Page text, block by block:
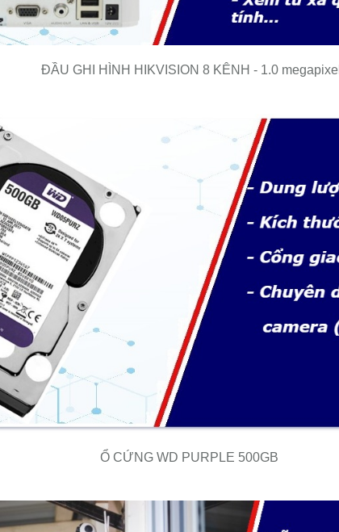
ĐẦU GHI HÌNH HIKVISION 8 KÊNH - 1.0 megapixel
Ổ CỨNG WD PURPLE 500GB